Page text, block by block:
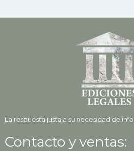
La respuesta justa a su necesidad de
Contacto y ventas: